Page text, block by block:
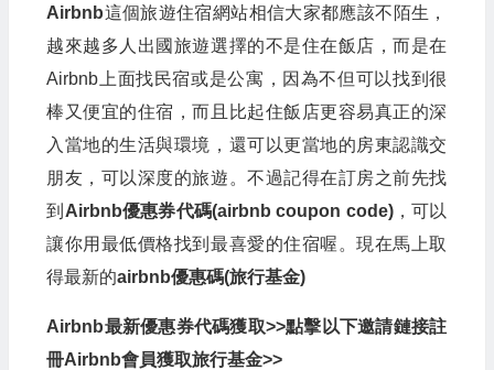
Airbnb這個旅遊住宿網站相信大家都應該不陌生，
越來越多人出國旅遊選擇的不是住在飯店，而是在
Airbnb上面找民宿或是公寓，因為不但可以找到很
棒又便宜的住宿，而且比起住飯店更容易真正的深
入當地的生活與環境，還可以更當地的房東認識交
朋友，可以深度的旅遊。不過記得在訂房之前先找
到 Airbnb優惠券代碼(airbnb coupon code)，可以
讓你用最低價格找到最喜愛的住宿喔。現在馬上取
得最新的airbnb優惠碼(旅行基金)
Airbnb最新優惠券代碼獲取>>點擊以下邀請鏈接註
冊Airbnb會員獲取旅行基金>>